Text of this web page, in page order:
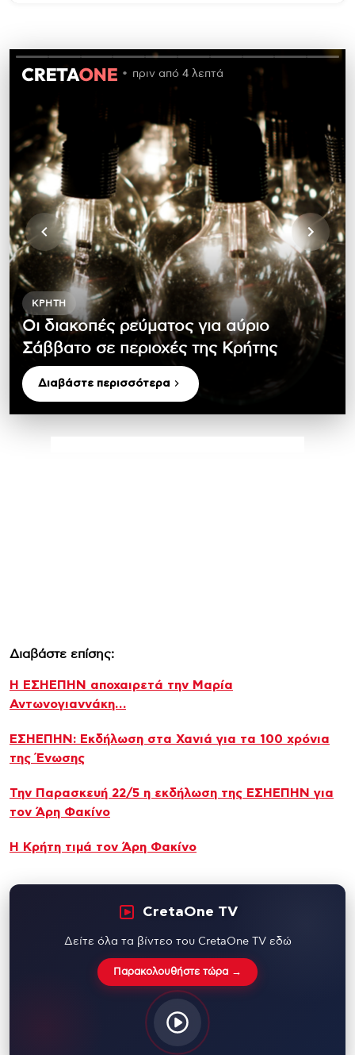
πριν από 4 λεπτά
ΚΡΉΤΗ
Οι διακοπές ρεύματος για αύριο
Σάββατο σε περιοχές της Κρήτης
Διαβάστε περισσότερα
Διαβάστε επίσης:
Η ΕΣΗΕΠΗΝ αποχαιρετά την Μαρία
Αντωνογιαννάκη…
ΕΣΗΕΠΗΝ: Εκδήλωση στα Χανιά για τα 100 χρόνια
της Ένωσης
Την Παρασκευή 22/5 η εκδήλωση της ΕΣΗΕΠΗΝ για
τον Άρη Φακίνο
Η Κρήτη τιμά τον Άρη Φακίνο
CretaOne TV
Δείτε όλα τα βίντεο του CretaOne TV εδώ
Παρακολουθήστε τώρα →